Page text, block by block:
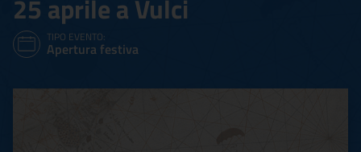
25 aprile a Vulci
TIPO EVENTO:
Apertura festiva